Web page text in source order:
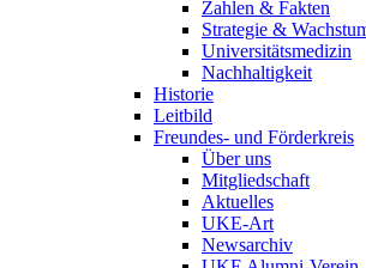
Zahlen & Fakten
Strategie &
Universitätsmedizin
Nachhaltigkeit
Historie
Leitbild
Freundes- und Förderkreis
Über uns
Mitgliedschaft
Aktuelles
UKE-Art
Newsarchiv